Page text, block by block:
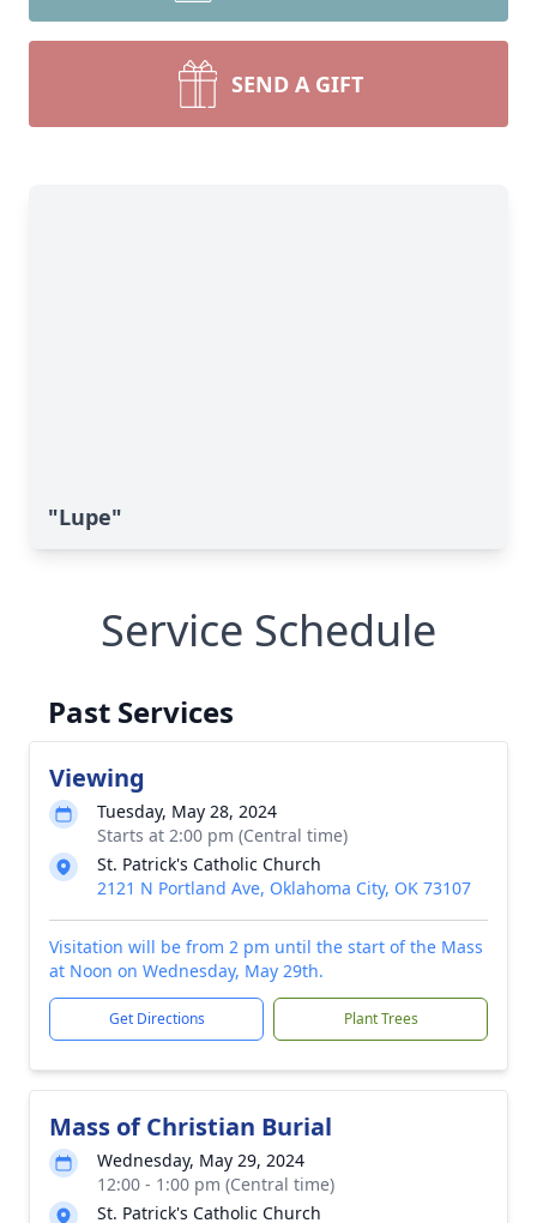
SEND A GIFT
"Lupe"
Service Schedule
Past Services
Viewing
Tuesday, May 28, 2024
Starts at 2:00 pm (Central time)
St. Patrick's Catholic Church
2121 N Portland Ave, Oklahoma City, OK 73107
Visitation will be from 2 pm until the start of the Mass
at Noon on Wednesday, May 29th.
Get Directions Plant Trees
Mass of Christian Burial
Wednesday, May 29, 2024
12:00 - 1:00 pm (Central time)
St. Patrick's Catholic Church